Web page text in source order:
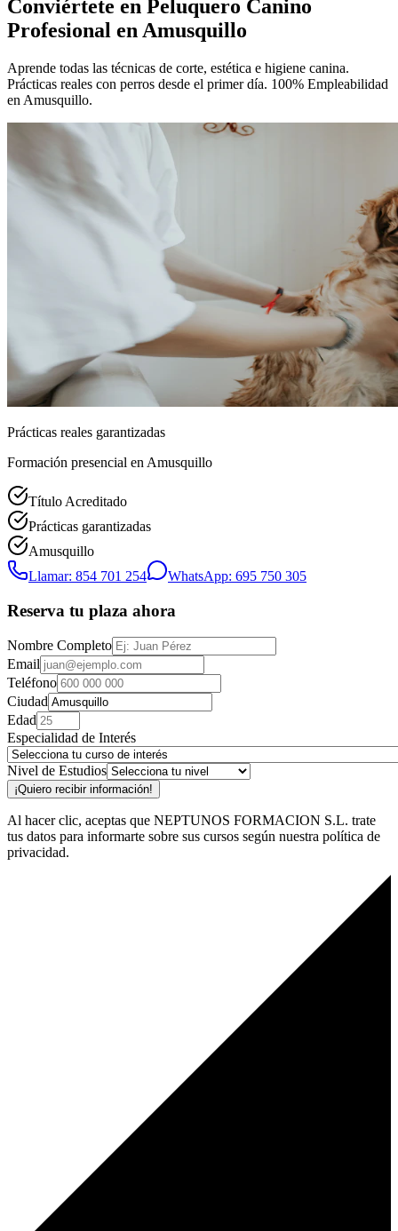
Conviértete en Peluquero Canino
Profesional en Amusquillo
Aprende todas las técnicas de corte, estética e higiene canina.
Prácticas reales con perros desde el primer día. 100% Empleabilidad
en Amusquillo.
Prácticas reales garantizadas
Formación presencial en Amusquillo
Título Acreditado
Prácticas garantizadas
Amusquillo
Llamar: 854 701 254
WhatsApp: 695 750 305
Reserva tu plaza ahora
Nombre Completo
Email
Teléfono
Ciudad
Edad
Especialidad de Interés
Nivel de Estudios
¡Quiero recibir información!
Al hacer clic, aceptas que NEPTUNOS FORMACION S.L. trate
tus datos para informarte sobre sus cursos según nuestra política de
privacidad.